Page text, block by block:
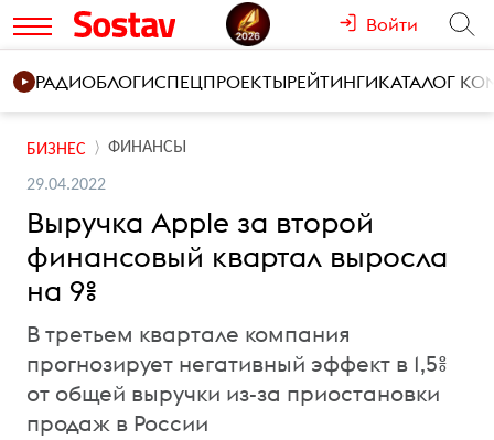
Войти
РАДИОБЛОГИСПЕЦПРОЕКТЫРЕЙТИНГИКАТАЛОГ
БИЗНЕС ФИНАНСЫ
29.04.2022
Выручка Apple за второй
финансовый квартал выросла
на 9%
В третьем квартале компания
прогнозирует негативный эффект в 1,5%
от общей выручки из-за приостановки
продаж в России